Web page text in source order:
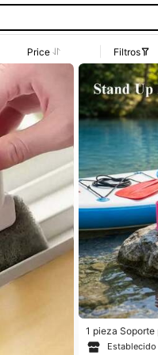
Price Filtros
1 pieza
abla de surf,
Establecido